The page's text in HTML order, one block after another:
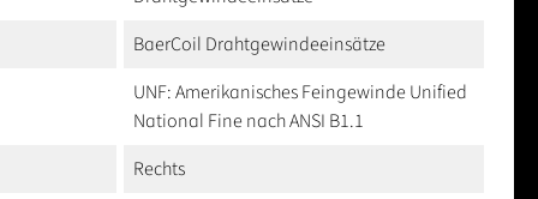
BaerCoil Drahtgewindeeinsätze
UNF: Amerikanisches Feingewinde Unified
National Fine nach ANSI B1.1
Rechts